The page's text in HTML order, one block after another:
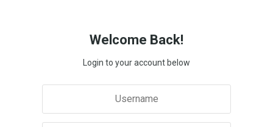
Welcome Back!
Login to your account below